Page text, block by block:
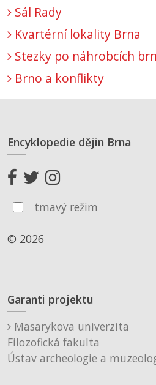
Sál Rady
Kvartérní lokality Brna
Stezky po náhrobcích
Brno a konflikty
Encyklopedie dějin Brna
tmavý režim
© 2026
Garanti projektu
Masarykova univerzita
Filozofická fakulta
Ústav archeologie a